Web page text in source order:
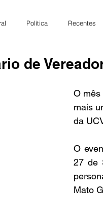
Política Recentes
de
O
mais
da
O
27 de
Mato